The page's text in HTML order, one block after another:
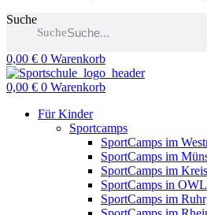
Suche
Suche
0,00 € 0 Warenkorb
0,00 € 0 Warenkorb
Für Kinder
Sportcamps
SportCamps im
SportCamps im
SportCamps im
SportCamps in OWL
SportCamps im